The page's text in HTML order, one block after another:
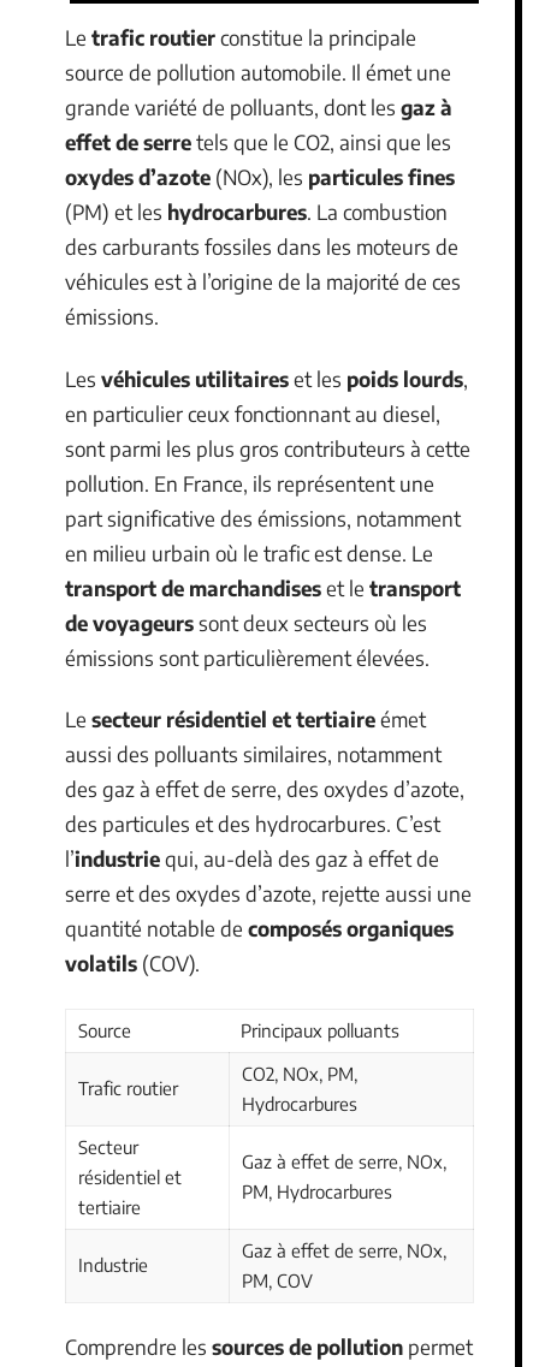
Le trafic routierconstitue la principale
source de pollution automobile. Il émet une
grande variété de polluants, dont les gaz à
effet de serretels que le CO2, ainsi que les
oxydes d’azote (NOx), les particules fines
(PM) et les hydrocarbures. La combustion
des carburants fossiles dans les moteurs de
véhicules est à l’origine de la majorité de ces
émissions.
Les véhicules utilitaireset les poids lourds,
en particulier ceux fonctionnant au diesel,
sont parmi les plus gros contributeurs à cette
pollution. En France, ils représentent une
part significative des émissions, notamment
en milieu urbain où le trafic est dense. Le
transport de marchandiseset le transport
de voyageurssont deux secteurs où les
émissions sont particulièrement élevées.
Le secteur résidentiel et tertiaireémet
aussi des polluants similaires, notamment
des gaz à effet de serre, des oxydes d’azote,
des particules et des hydrocarbures. C’est
l’industriequi, au-delà des gaz à effet de
serre et des oxydes d’azote, rejette aussi une
quantité notable de composés organiques
volatils (COV).
Source Principaux polluants
Trafic routier
CO2, NOx, PM,
Hydrocarbures
Secteur
résidentiel et
tertiaire
Gaz à effet de serre, NOx,
PM, Hydrocarbures
Industrie
Gaz à effet de serre, NOx,
PM, COV
Comprendre les sources de pollution permet